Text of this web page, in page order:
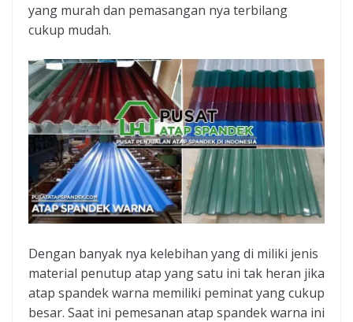
yang murah dan pemasangan nya terbilang
cukup mudah.
Dengan banyak nya kelebihan yang di miliki jenis
material penutup atap yang satu ini tak heran jika
atap spandek warna memiliki peminat yang cukup
besar. Saat ini pemesanan atap spandek warna ini